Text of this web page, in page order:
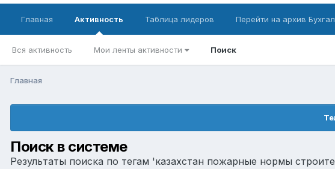
Главная Активность
Вся активность Мои ленты активности Поиск
Таблица лидеров Перейти на архив
Главная
Поиск в системе
Результаты поиска по тегам 'казахстан пожарные нормы